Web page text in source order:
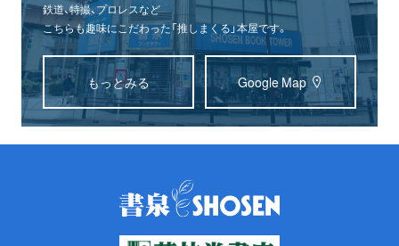
鉄道、特撮、プロレスなど
こちらも趣味にこだわった「推しまくる」本屋です。
もっとみる Google Map